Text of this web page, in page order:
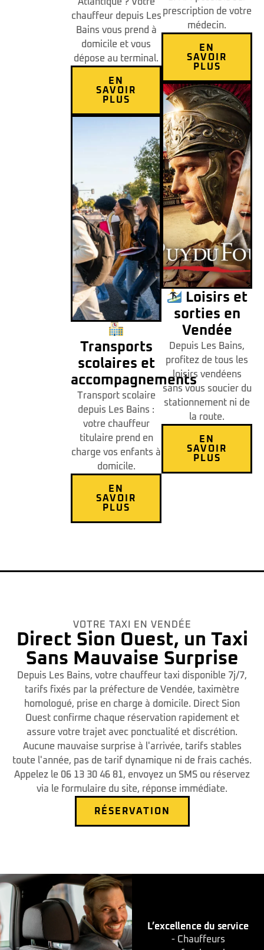
Atlantique ? Votre
chauffeur depuis Les
Bains vous prend à
domicile et vous
dépose au terminal.
EN
SAVOIR
PLUS
Transports
scolaires et
accompagnements
Transport scolaire
depuis Les Bains :
votre chauffeur
titulaire prend en
charge vos enfants à
domicile.
EN
SAVOIR
PLUS
prescription de votre
médecin.
EN
SAVOIR
PLUS
Loisirs et
sorties en
Vendée
Depuis Les Bains,
profitez de tous les
loisirs vendéens
sans vous soucier du
stationnement ni de
la route.
EN
SAVOIR
PLUS
VOTRE TAXI EN VENDÉE
Direct Sion Ouest, un Taxi
Sans Mauvaise Surprise
Depuis Les Bains, votre chauffeur taxi disponible 7j/7,
tarifs fixés par la préfecture de Vendée, taximètre
homologué, prise en charge à domicile. Direct Sion
Ouest confirme chaque réservation rapidement et
assure votre trajet avec ponctualité et discrétion.
Aucune mauvaise surprise à l'arrivée, tarifs stables
toute l'année, pas de tarif dynamique ni de frais cachés.
Appelez le 06 13 30 46 81, envoyez un SMS ou réservez
via le formulaire du site, réponse immédiate.
RÉSERVATION
L’excellence du service
- Chauffeurs